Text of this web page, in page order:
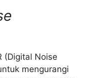
(Digital Noise
mengurangi